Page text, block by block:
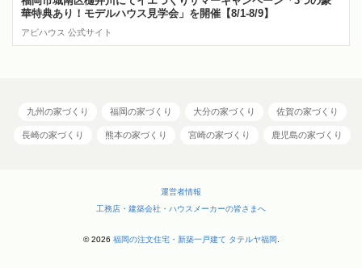
華特典あり！モデルハウス見学会」を開催【8/1-8/9】
アビハウス 公式サイト
九州の家づくり 福岡の家づくり 大分の家づくり 佐賀の家づくり
長崎の家づくり 熊本の家づくり 宮崎の家づくり 鹿児島の家づくり
運営者情報
工務店・建築会社・ハウスメーカーの皆さまへ
© 2026 福岡の注文住宅・新築一戸建て タテルヤ福岡.